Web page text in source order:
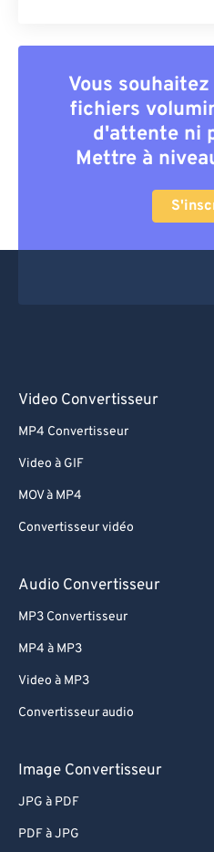
Vous
fichiers
d'attente ni
Mettre à
Video Convertisseur
MP4 Convertisseur
Video à GIF
MOV à MP4
Convertisseur vidéo
Audio Convertisseur
MP3 Convertisseur
MP4 à MP3
Video à MP3
Convertisseur audio
Image Convertisseur
JPG à PDF
PDF à JPG